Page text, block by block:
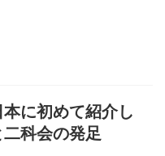
に初めて紹介し
科会の発足